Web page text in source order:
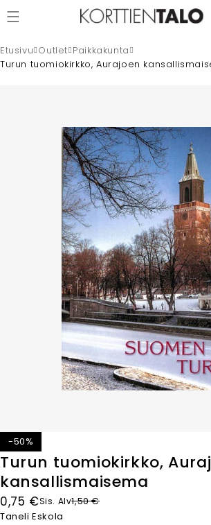
Etusivu Outlet Paikkakunta
Turun tuomiokirkko, Aurajoen
-50%
Turun tuomiokirkko,
kansallismaisema
1,50€
0,75 €Sis. Alv
Taneli Eskola